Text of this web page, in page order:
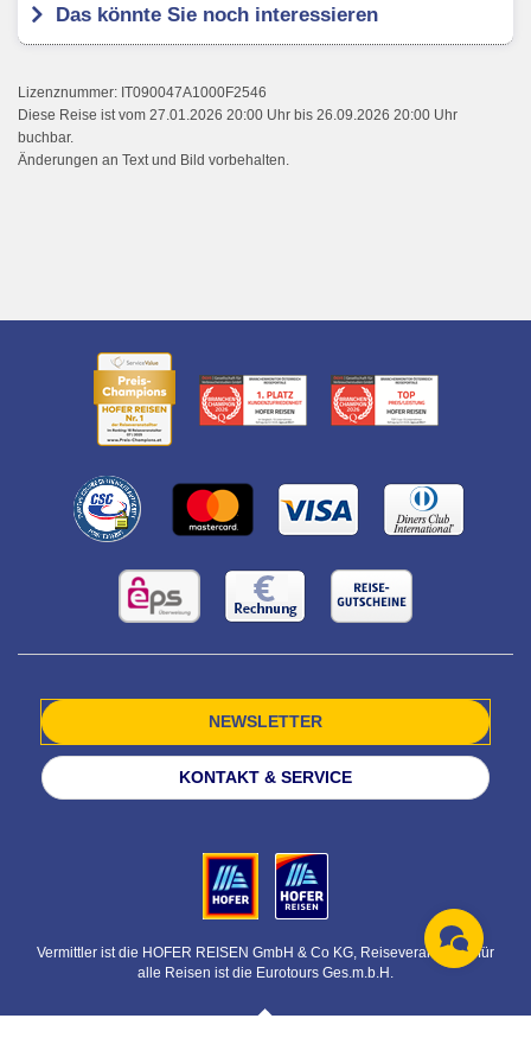
Das könnte Sie noch interessieren
Lizenznummer: IT090047A1000F2546
Diese Reise ist vom 27.01.2026 20:00 Uhr bis 26.09.2026 20:00 Uhr
buchbar.
Änderungen an Text und Bild vorbehalten.
NEWSLETTER
KONTAKT & SERVICE
Vermittler ist die HOFER REISEN GmbH & Co KG, Reiseveranstalter für
alle Reisen ist die Eurotours Ges.m.b.H.